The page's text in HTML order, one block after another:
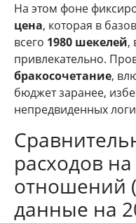
На этом фоне
цена, которая в
всего 1980 шекелей,
привлекательно.
бракосочетание,
бюджет заранее,
непредвиденных
расходов
отношений
данные на